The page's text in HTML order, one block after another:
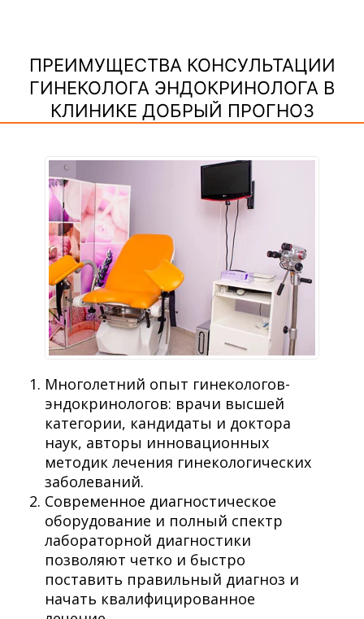
ПРЕИМУЩЕСТВА КОНСУЛЬТАЦИИ
ГИНЕКОЛОГА ЭНДОКРИНОЛОГА В
КЛИНИКЕ ДОБРЫЙ ПРОГНОЗ
Многолетний опыт гинекологов-
эндокринологов: врачи высшей
категории, кандидаты и доктора
наук, авторы инновационных
методик лечения гинекологических
заболеваний.
Современное диагностическое
оборудование и полный спектр
лабораторной диагностики
позволяют четко и быстро
поставить правильный диагноз и
начать квалифицированное